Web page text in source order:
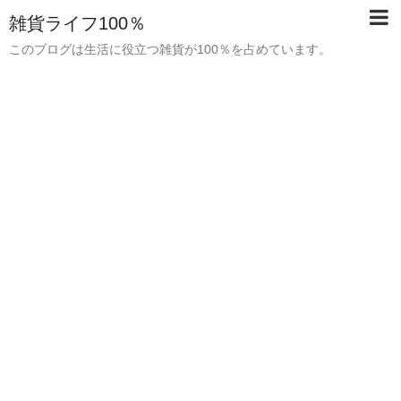
雑貨ライフ100％
このブログは生活に役立つ雑貨が100％を占めています。